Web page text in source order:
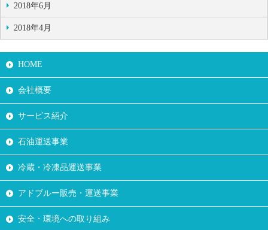
2018年6月
2018年4月
HOME
会社概要
サービス紹介
石油運送事業
冷蔵・冷凍品運送事業
アドブルー販売・運送事業
安全・環境への取り組み